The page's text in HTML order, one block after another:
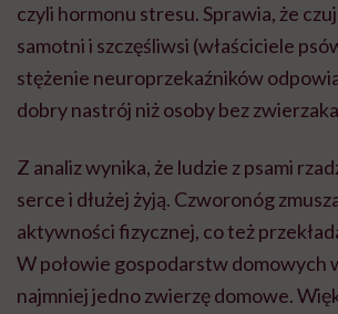
czyli hormonu stresu. Sprawia, że
samotni i szczęśliwsi (właściciele
stężenie neuroprzekaźników
dobry nastrój niż osoby bez
Z analiz wynika, że ludzie z psami
serce i dłużej żyją. Czworonóg
aktywności fizycznej, co też
W połowie gospodarstw domowych
najmniej jedno zwierzę domowe.